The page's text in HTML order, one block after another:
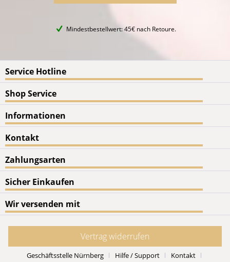
Mindestbestellwert: 45€ nach Retoure.
Service Hotline
Shop Service
Informationen
Kontakt
Zahlungsarten
Sicher Einkaufen
Wir versenden mit
Vertrag widerrufen
Geschäftsstelle Nürnberg Hilfe / Support Kontakt